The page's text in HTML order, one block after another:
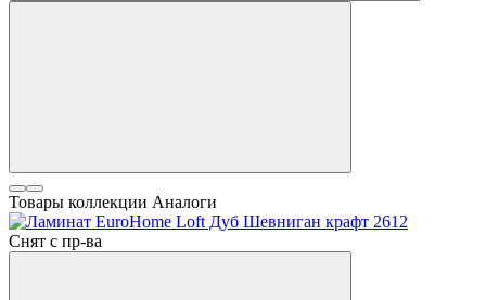
Товары коллекции Аналоги
Снят с пр-ва